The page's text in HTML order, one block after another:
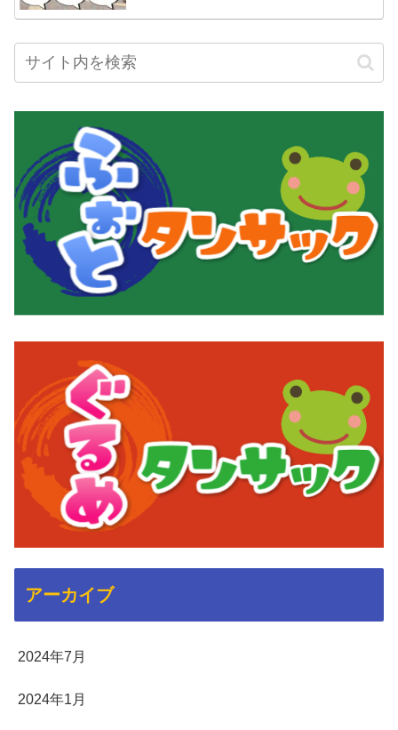
アーカイブ
2024年7月
2024年1月